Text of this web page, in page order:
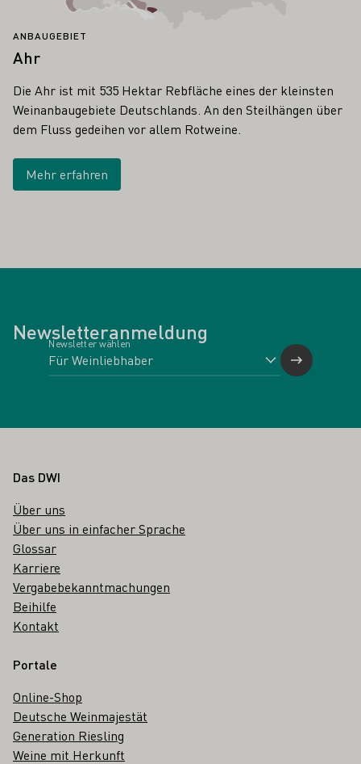
ANBAUGEBIET
Ahr
Die Ahr ist mit 535 Hektar Rebfläche eines der kleinsten
Weinanbaugebiete Deutschlands. An den Steilhängen über
dem Fluss gedeihen vor allem Rotweine.
Mehr erfahren
Newsletteranmeldung
Newsletter wählen
Fußbereich
Das DWI
Über uns
Über uns in einfacher Sprache
Glossar
Karriere
Vergabebekanntmachungen
Beihilfe
Kontakt
Portale
Online-Shop
Deutsche Weinmajestät
Generation Riesling
Weine mit Herkunft